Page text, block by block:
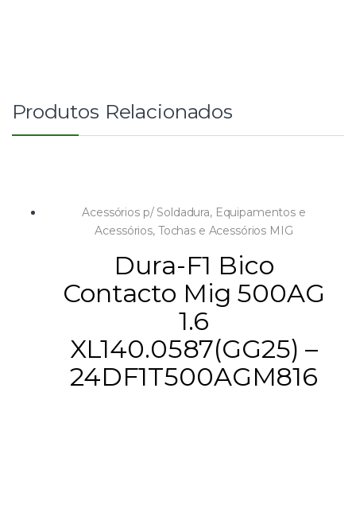
Produtos Relacionados
Acessórios p/ Soldadura, Equipamentos e
Acessórios, Tochas e Acessórios MIG
Dura-F1 Bico
Contacto Mig 500AG
1.6
XL140.0587(GG25) –
24DF1T500AGM816